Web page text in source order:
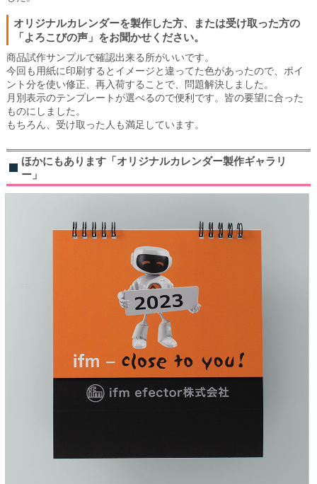
オリジナルカレンダーを製作した方、または受け取った方の
「よろこびの声」をお聞かせください。
商品試作サンプルで確認出来る所がいいです。
今回も用紙に印刷するとイメージと違ってた色があったので、ポイ
ント分を使い修正、再入荷することで、問題解決しました。
月別表示のテンプレートが選べるので便利です。皆の要望に合った
ものにしました。
もちろん、受け取った人も満足しています。
ほかにもあります「オリジナルカレンダー製作ギャラリ
ー」